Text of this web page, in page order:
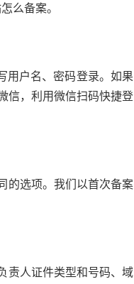
么备案。
户名、密码登录。如果
信，利用微信扫码快捷登
的选项。我们以首次备案
责人证件类型和号码、域